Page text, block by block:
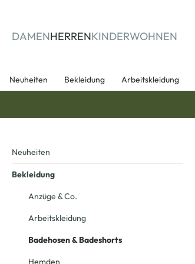
DAMENHERRENKINDERWOHNEN
Neuheiten Bekleidung Arbeitskleidung
Neuheiten
Bekleidung
Anzüge & Co.
Arbeitskleidung
Badehosen & Badeshorts
Hemden